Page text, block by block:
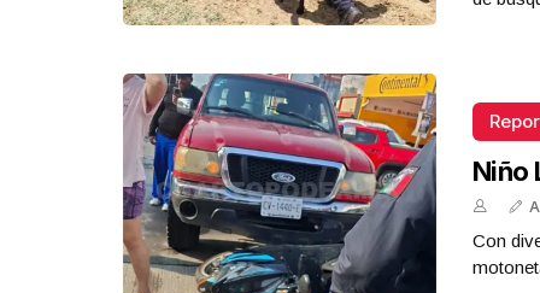
Niño
Con